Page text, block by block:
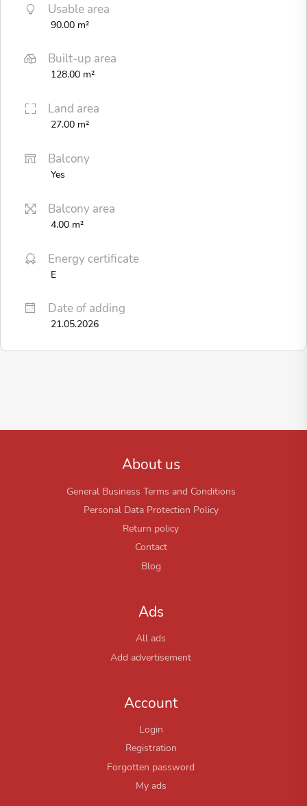
Usable area
90.00 m²
Built-up area
128.00 m²
Land area
27.00 m²
Balcony
Yes
Balcony area
4.00 m²
Energy certificate
E
Date of adding
21.05.2026
About us
General Business Terms and Conditions
Personal Data Protection Policy
Return policy
Contact
Blog
Ads
All ads
Add advertisement
Account
Login
Registration
Forgotten password
My ads